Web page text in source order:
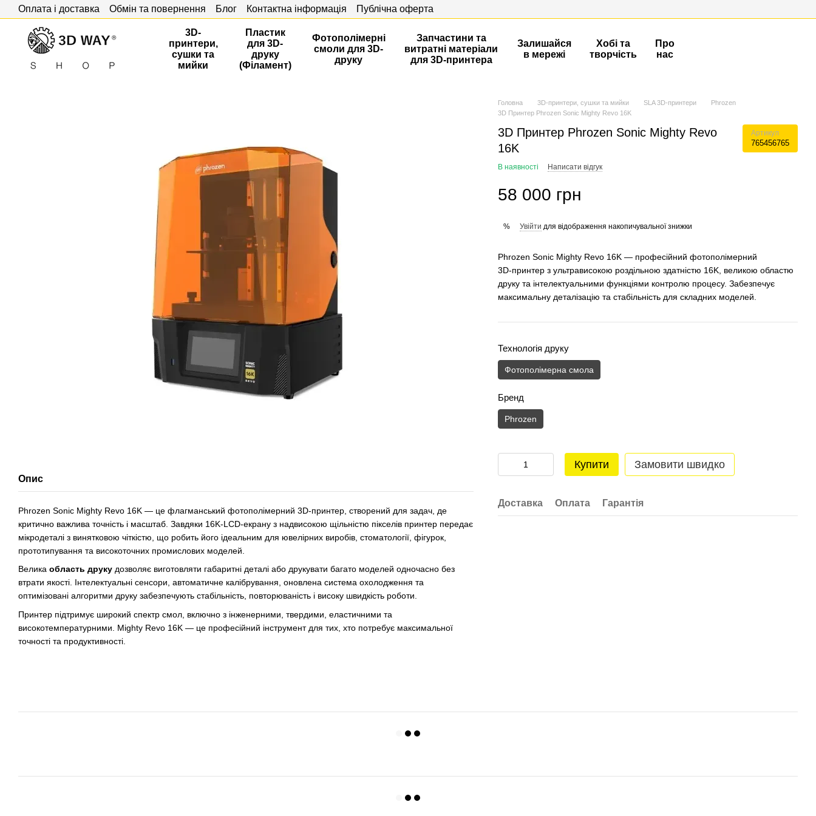
Перейти до основного контенту
Оплата і доставка Обмін та повернення Блог Контактна інформація Публічна оферта
3D-
принтери,
сушки та
мийки
Пластик
для 3D-
друку
(Філамент)
Фотополімерні
смоли для 3D-
друку
Запчастини та
витратні матеріали
для 3D-принтера
Залишайся
в мережі
Хобі та
творчість
Про
нас
Опис
Phrozen Sonic Mighty Revo 16K — це флагманський фотополімерний 3D‑принтер, створений для задач, де
критично важлива точність і масштаб. Завдяки 16K‑LCD‑екрану з надвисокою щільністю пікселів принтер передає
мікродеталі з винятковою чіткістю, що робить його ідеальним для ювелірних виробів, стоматології, фігурок,
прототипування та високоточних промислових моделей.
Велика область друку дозволяє виготовляти габаритні деталі або друкувати багато моделей одночасно без
втрати якості. Інтелектуальні сенсори, автоматичне калібрування, оновлена система охолодження та
оптимізовані алгоритми друку забезпечують стабільність, повторюваність і високу швидкість роботи.
Принтер підтримує широкий спектр смол, включно з інженерними, твердими, еластичними та
високотемпературними. Mighty Revo 16K — це професійний інструмент для тих, хто потребує максимальної
точності та продуктивності.
Головна 3D-принтери, сушки та мийки SLA 3D-принтери
Phrozen
3D Принтер Phrozen Sonic Mighty Revo 16K
3D Принтер Phrozen Sonic Mighty Revo
16K
Артикул
765456765
В наявності Написати відгук
58 000 грн
% Увійти для відображення накопичувальної знижки
Phrozen Sonic Mighty Revo 16K — професійний фотополімерний
3D‑принтер з ультрависокою роздільною здатністю 16K, великою областю
друку та інтелектуальними функціями контролю процесу. Забезпечує
максимальну деталізацію та стабільність для складних моделей.
Технологія друку
Фотополімерна смола
Бренд
Phrozen
Купити Замовити швидко
Доставка Оплата Гарантія